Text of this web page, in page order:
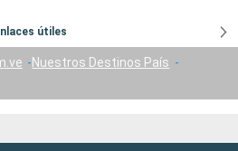
útiles
Nuestros Destinos País